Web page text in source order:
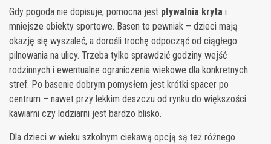
Gdy pogoda nie dopisuje, pomocna jest pływalnia kryta i
mniejsze obiekty sportowe. Basen to pewniak – dzieci mają
okazję się wyszaleć, a dorośli trochę odpocząć od ciągłego
pilnowania na ulicy. Trzeba tylko sprawdzić godziny wejść
rodzinnych i ewentualne ograniczenia wiekowe dla konkretnych
stref. Po basenie dobrym pomysłem jest krótki spacer po
centrum – nawet przy lekkim deszczu od rynku do większości
kawiarni czy lodziarni jest bardzo blisko.
Dla dzieci w wieku szkolnym ciekawą opcją są też różnego